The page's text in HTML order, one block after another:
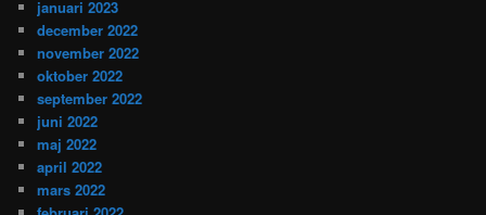
januari 2023
december 2022
november 2022
oktober 2022
september 2022
juni 2022
maj 2022
april 2022
mars 2022